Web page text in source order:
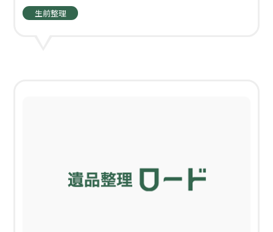
生前整理